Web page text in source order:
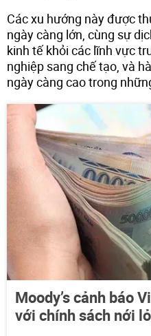
Các xu hướng này được
ngày càng lớn, cùng sự
kinh tế khỏi các lĩnh vực
nghiệp sang chế tạo, và
ngày càng cao trong
Moody’s cảnh báo
với chính sách nới